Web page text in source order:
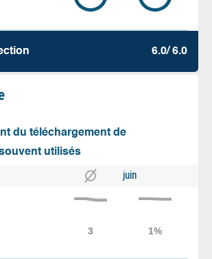
6.0/ 6.0
du téléchargement de
utilisés
juin